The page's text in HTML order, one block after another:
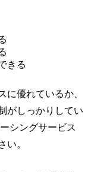
きる
に優れているか、
がしっかりしてい
シングサービス
い。